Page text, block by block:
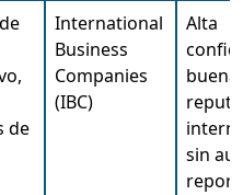
de
International
Business
Companies
(IBC)
Alta
buena
sin